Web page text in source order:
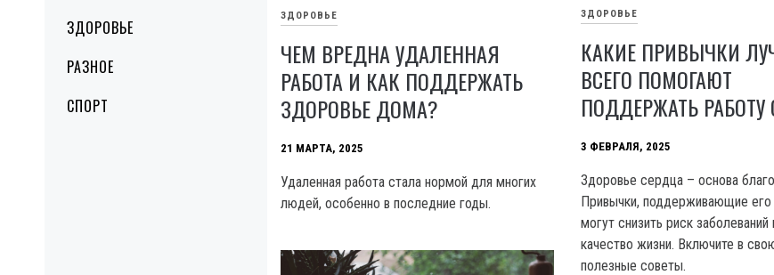
ЗДОРОВЬЕ
РАЗНОЕ
СПОРТ
ЗДОРОВЬЕ
ЧЕМ ВРЕДНА УДАЛЕННАЯ
РАБОТА И КАК ПОДДЕРЖАТЬ
ЗДОРОВЬЕ ДОМА?
21 МАРТА, 2025
Удаленная работа стала нормой для многих
людей, особенно в последние годы.
ЗДОРОВЬЕ
КАКИЕ ПРИВЫЧКИ
ВСЕГО ПОМОГАЮТ
ПОДДЕРЖАТЬ РАБОТУ
3 ФЕВРАЛЯ, 2025
Здоровье сердца – основа
Привычки, поддерживающие его
могут снизить риск заболеваний
качество жизни. Включите в
полезные советы.